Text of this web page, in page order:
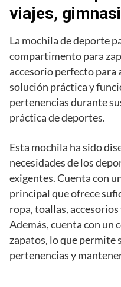
viajes,
La mochila de deporte
compartimento para
accesorio perfecto para
solución práctica y
pertenencias durante
práctica de deportes.
Esta mochila ha sido
necesidades de los
exigentes. Cuenta con
principal que ofrece
ropa, toallas,
Además, cuenta con un
zapatos, lo que permite
pertenencias y